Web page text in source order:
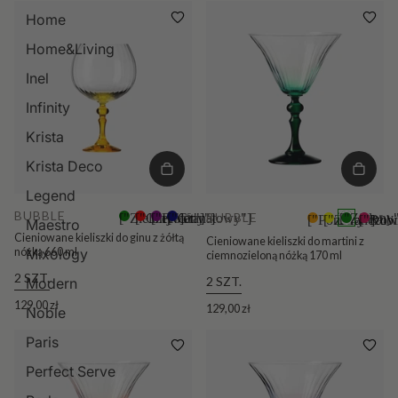
Home
Home&Living
Inel
Infinity
Krista
Krista Deco
Legend
Maestro
Mixology
Modern
Noble
Paris
Perfect Serve
BUBBLE ["Zielony"]
["Czerwony"]
["Fiolet"]
["Granatowy"]
+5
Cieniowane kieliszki do ginu z żółtą
nóżką 660 ml
2 SZT.
129,00 zł
BUBBLE ["Żółty"]+5
Cieniowane kieliszki do martini z
ciemnozieloną nóżką 170 ml
2 SZT.
129,00 zł